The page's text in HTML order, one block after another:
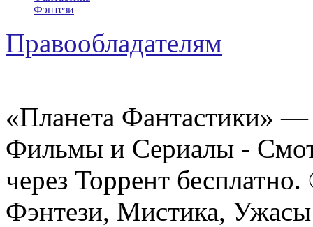
Фэнтези
Правообладателям
«Планета Фантастики»
Фильмы и Сериалы -
через Торрент
Фэнтези, Мистика,